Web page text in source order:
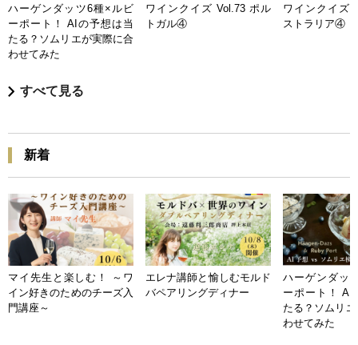
ハーゲンダッツ6種×ルビ
ーポート！ AIの予想は当
たる？ソムリエが実際に合
わせてみた
ワインクイズ Vol.73 ポル
トガル④
ワインクイズ
ストラリア④
すべて見る
新着
マイ先生と楽しむ！ ～ワ
イン好きのためのチーズ入
門講座～
エレナ講師と愉しむモルド
バペアリングディナー
ハーゲンダッ
ーポート！ AI
たる？ソムリ
わせてみた